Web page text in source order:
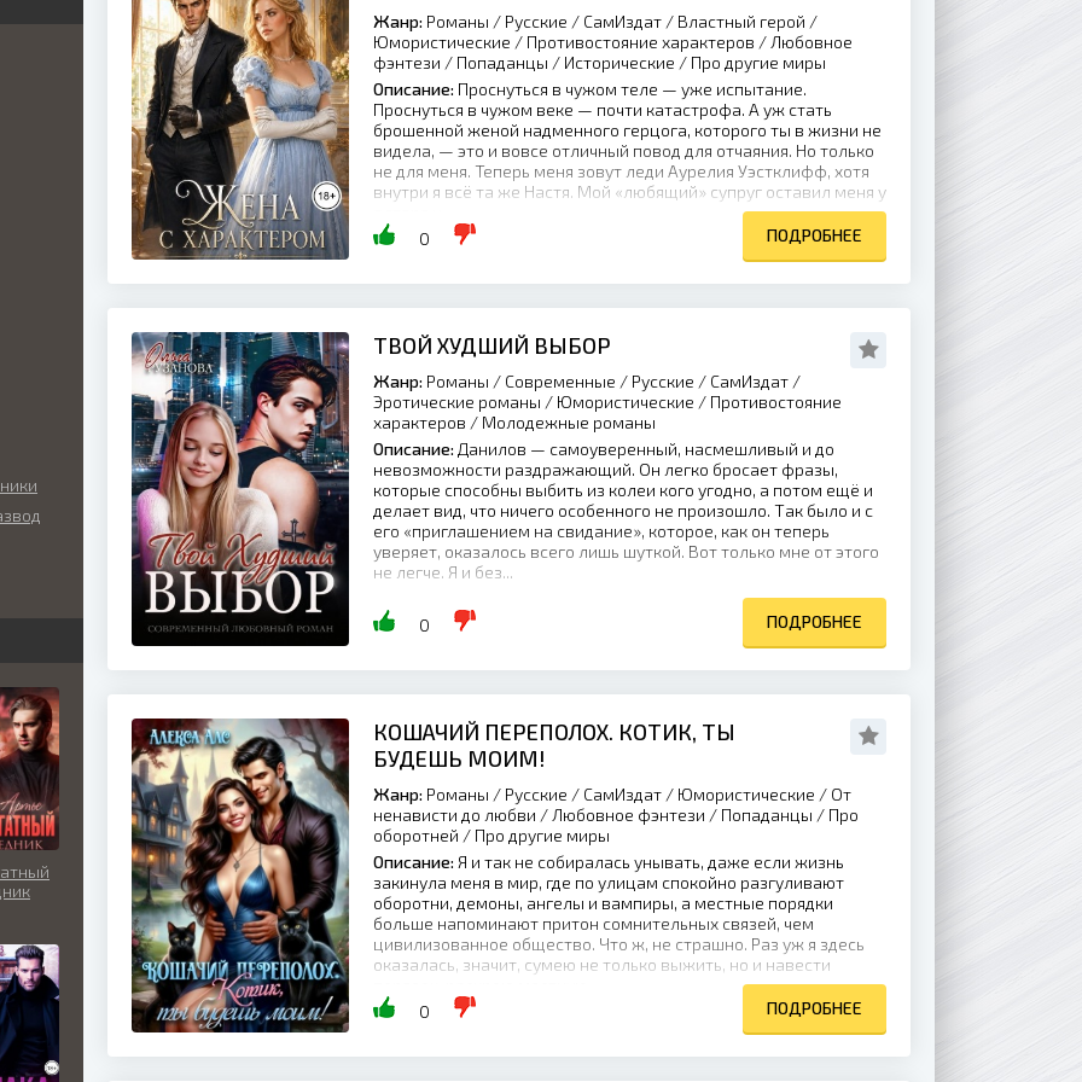
Жанр: Романы / Русские / СамИздат / Властный герой /
Юмористические / Противостояние характеров / Любовное
фэнтези / Попаданцы / Исторические / Про другие миры
Описание: Проснуться в чужом теле — уже испытание.
Проснуться в чужом веке — почти катастрофа. А уж стать
брошенной женой надменного герцога, которого ты в жизни не
видела, — это и вовсе отличный повод для отчаяния. Но только
не для меня. Теперь меня зовут леди Аурелия Уэстклифф, хотя
внутри я всё та же Настя. Мой «любящий» супруг оставил меня у
0
ПОДРОБНЕЕ
ТВОЙ ХУДШИЙ ВЫБОР
Жанр: Романы / Современные / Русские / СамИздат /
Эротические романы / Юмористические / Противостояние
характеров / Молодежные романы
Описание: Данилов — самоуверенный, насмешливый и до
невозможности раздражающий. Он легко бросает фразы,
которые способны выбить из колеи кого угодно, а потом ещё и
делает вид, что ничего особенного не произошло. Так было и с
его «приглашением на свидание», которое, как он теперь
уверяет, оказалось всего лишь шуткой. Вот только мне от этого
не легче. Я и без...
0 ПОДРОБНЕЕ
КОШАЧИЙ ПЕРЕПОЛОХ. КОТИК, ТЫ
БУДЕШЬ МОИМ!
Жанр: Романы / Русские / СамИздат / Юмористические / От
ненависти до любви / Любовное фэнтези / Попаданцы / Про
оборотней / Про другие миры
Описание: Я и так не собиралась унывать, даже если жизнь
закинула меня в мир, где по улицам спокойно разгуливают
оборотни, демоны, ангелы и вампиры, а местные порядки
больше напоминают притон сомнительных связей, чем
цивилизованное общество. Что ж, не страшно. Раз уж я здесь
оказалась, значит, сумею не только выжить, но и навести
0
ПОДРОБНЕЕ